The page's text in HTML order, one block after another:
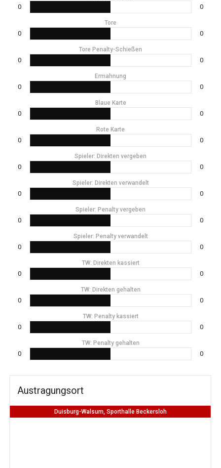
0 0
Tore
0 0
Tore Penalty-Schießen
0 0
Ermahnung
0 0
Blaue Karte
0 0
Rote Karte
0 0
Spieler: Direkten vergeben
0 0
Spieler: Direkten verwandelt
0 0
Spieler: Penalty vergeben
0 0
Spieler: Penalty verwandelt
0 0
TW: Direkten kassiert
0 0
TW: Direkten gehalten
0 0
TW: Penalty kassiert
0 0
TW: Penalty gehalten
0 0
Austragungsort
Duisburg-Walsum, Sporthalle Beckersloh